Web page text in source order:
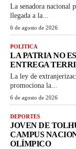
La senadora nacional
llegada a la...
6 de agosto de 2026
POLITICA
LA PATRIA NO
ENTREGA
La ley de
promociona la...
6 de agosto de 2026
DEPORTES
JOVEN DE
CAMPUS
OLÍMPICO